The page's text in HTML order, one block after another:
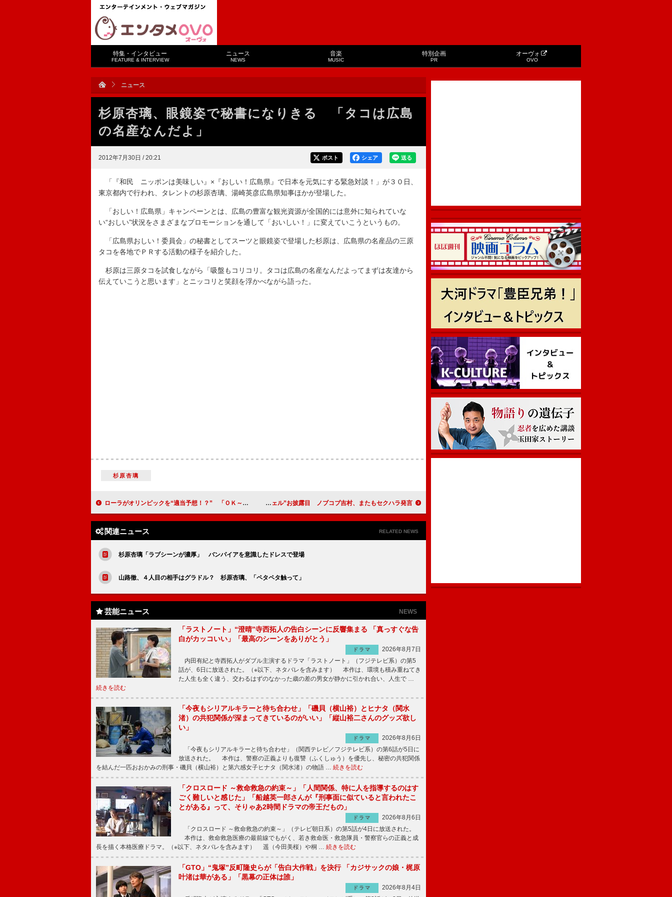
特集・インタビュー
FEATURE & INTERVIEW
ニュース
NEWS
音楽
MUSIC
特別企画
PR
オーヴォ
OVO
ニュース
杉原杏璃、眼鏡姿で秘書になりきる 「タコは広島
の名産なんだよ」
2012年7月30日 / 20:21 送る
シェア
ポスト
「『和民 ニッポンは美味しい』×『おしい！広島県』で日本を元気にする緊急対談！」が３０日、
東京都内で行われ、タレントの杉原杏璃、湯崎英彦広島県知事ほかが登場した。
「おしい！広島県」キャンペーンとは、広島の豊富な観光資源が全国的には意外に知られていな
い“おしい”状況をさまざまなプロモーションを通して「おいしい！」に変えていこうというもの。
「広島県おしい！委員会」の秘書としてスーツと眼鏡姿で登場した杉原は、広島県の名産品の三原
タコを各地でＰＲする活動の様子を紹介した。
杉原は三原タコを試食しながら「吸盤もコリコリ。タコは広島の名産なんだよってまずは友達から
伝えていこうと思います」とニッコリと笑顔を浮かべながら語った。
杉原杏璃
ローラがオリンピックを“適当予想！？” 「ＯＫ～！ってやってるからかな」 新生“ゼブラエンジェル”お披露目 ノブコブ吉村、またもセクハラ発言
関連ニュース RELATED NEWS
杉原杏璃「ラブシーンが濃厚」 バンパイアを意識したドレスで登場
山路徹、４人目の相手はグラドル？ 杉原杏璃、「ペタペタ触って」
芸能ニュース NEWS
「ラストノート」“澄晴”寺西拓人の告白シーンに反響集まる 「真っすぐな告
白がカッコいい」「最高のシーンをありがとう」
ドラマ
2026年8月7日
内田有紀と寺西拓人がダブル主演するドラマ「ラストノート」（フジテレビ系）の第5
話が、6日に放送された。（※以下、ネタバレを含みます） 本作は、環境も積み重ねてき
た人生も全く違う、交わるはずのなかった歳の差の男女が静かに引かれ合い、人生で …
続きを読む
「今夜もシリアルキラーと待ち合わせ」「磯貝（横山裕）とヒナタ（関水
渚）の共犯関係が深まってきているのがいい」「縦山裕二さんのグッズ欲し
い」
ドラマ
2026年8月6日
「今夜もシリアルキラーと待ち合わせ」（関西テレビ／フジテレビ系）の第6話が5日に
放送された。 本作は、警察の正義よりも復讐（ふくしゅう）を優先し、秘密の共犯関係
を結んだ一匹おおかみの刑事・磯貝（横山裕）と第六感女子ヒナタ（関水渚）の物語 … 続きを読む
「クロスロード ～救命救急の約束～」「人間関係、特に人を指導するのはす
ごく難しいと感じた」「船越英一郎さんが『刑事面に似ていると言われたこ
とがある』って、そりゃあ2時間ドラマの帝王だもの」
ドラマ
2026年8月6日
「クロスロード ～救命救急の約束～」（テレビ朝日系）の第5話が4日に放送された。
本作は、救命救急医療の最前線でもがく、若き救命医・救急隊員・警察官らの正義と成
長を描く本格医療ドラマ。（※以下、ネタバレを含みます） 遥（今田美桜）や桐 … 続きを読む
「GTO」“鬼塚”反町隆史らが「告白大作戦」を決行 「カジサックの娘・梶原
叶渚は華がある」「黒幕の正体は誰」
ドラマ
2026年8月4日